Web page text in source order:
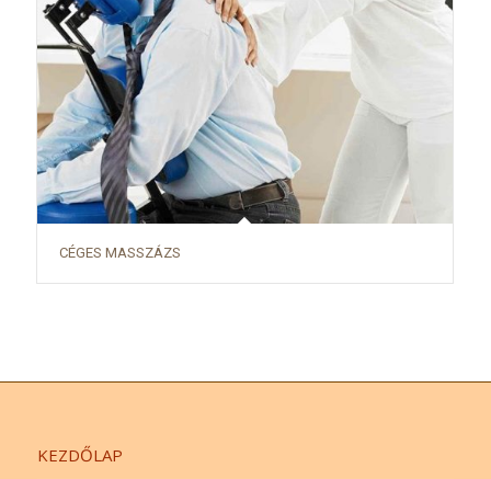
CÉGES MASSZÁZS
KEZDŐLAP